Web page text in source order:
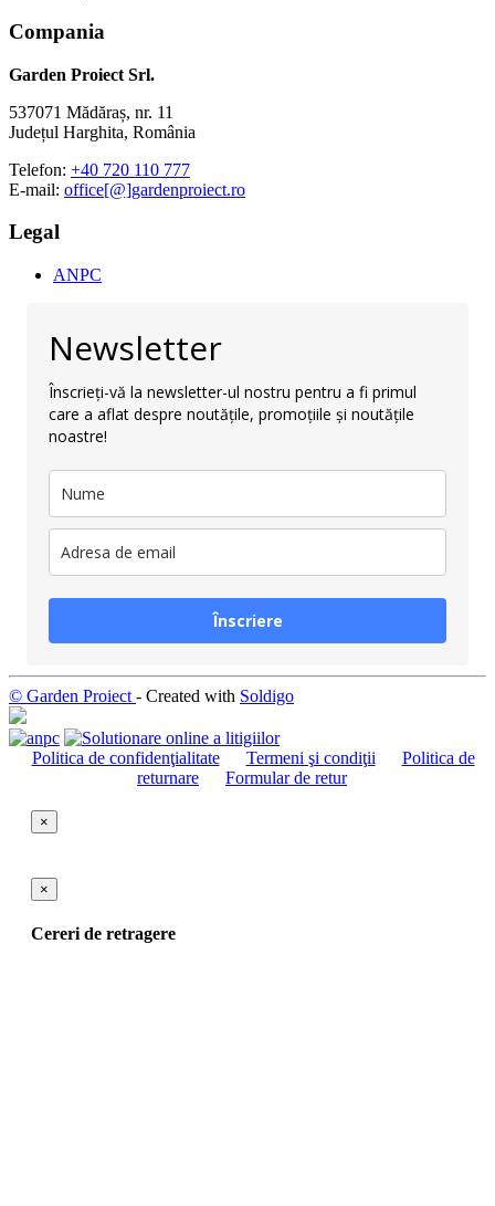
Compania
Garden Proiect Srl.
537071 Mădăraș, nr. 11
Județul Harghita, România
Telefon: +40 720 110 777
E-mail: office[@]gardenproiect.ro
Legal
ANPC
Newsletter
Înscrieți-vă la newsletter-ul nostru pentru a fi primul
care a aflat despre noutățile, promoțiile și noutățile
noastre!
Înscriere
© Garden Proiect - Created with Soldigo
Politica de confidenţialitate Termeni şi condiţii
Politica de
returnare
Formular de retur
×
×
Cereri de retragere